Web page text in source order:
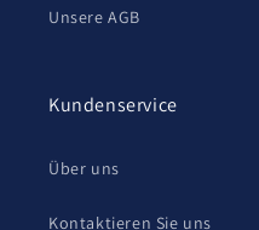
Unsere AGB
Kundenservice
Über uns
Kontaktieren Sie uns